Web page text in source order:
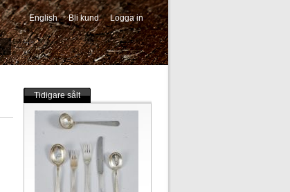
English Bli kund Logga in
-->
Tidigare sålt